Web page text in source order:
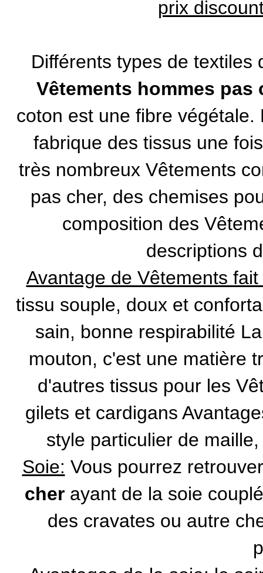
prix
Différents types de
Vêtements hommes pas
coton est une fibre
fabrique des tissus une
très nombreux Vêtements
pas cher, des chemises
composition des
descriptions
Avantage de Vêtements
tissu souple, doux et
sain, bonne respirabilité
mouton, c'est une matière
d'autres tissus pour les
gilets et cardigans
style particulier de
Soie: Vous pourrez
cher ayant de la soie
des cravates ou autre